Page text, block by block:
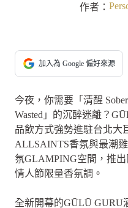
作者：
加入為 Google 偏好來源
今夜，你需要「清醒
Wasted」的沉醉迷離？
品飲方式強勢進駐台北大
ALLSAINTS香氛與最潮
氛GLAMPING空間，推
情人節限量香氛調。
全新開幕的GŪLŪ GURU